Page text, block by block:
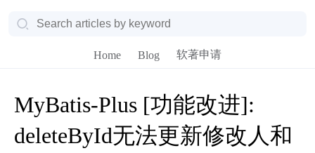
Home Blog 软著申请
MyBatis-Plus [功能改进]:
deleteById无法更新修改人和